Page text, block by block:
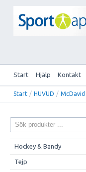
Start Hjälp Kontakt
Start / HUVUD / McDavid
Hockey & Bandy
Tejp